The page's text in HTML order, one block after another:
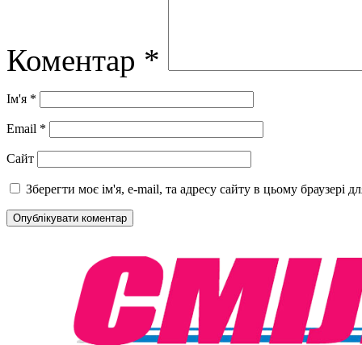
Коментар *
Ім'я *
Email *
Сайт
Зберегти моє ім'я, e-mail, та адресу сайту в цьому браузері